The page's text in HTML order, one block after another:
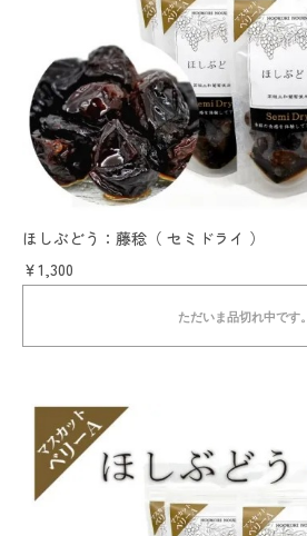
ほしぶどう：藤稔（ セミドライ ）
￥1,300
ただいま品切れ中です。